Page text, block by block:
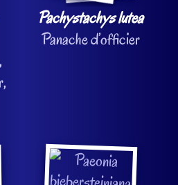
Pachystachys lutea
Panache d’officier